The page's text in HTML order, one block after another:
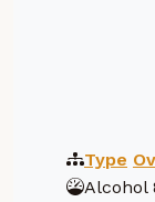
Type
Alcohol